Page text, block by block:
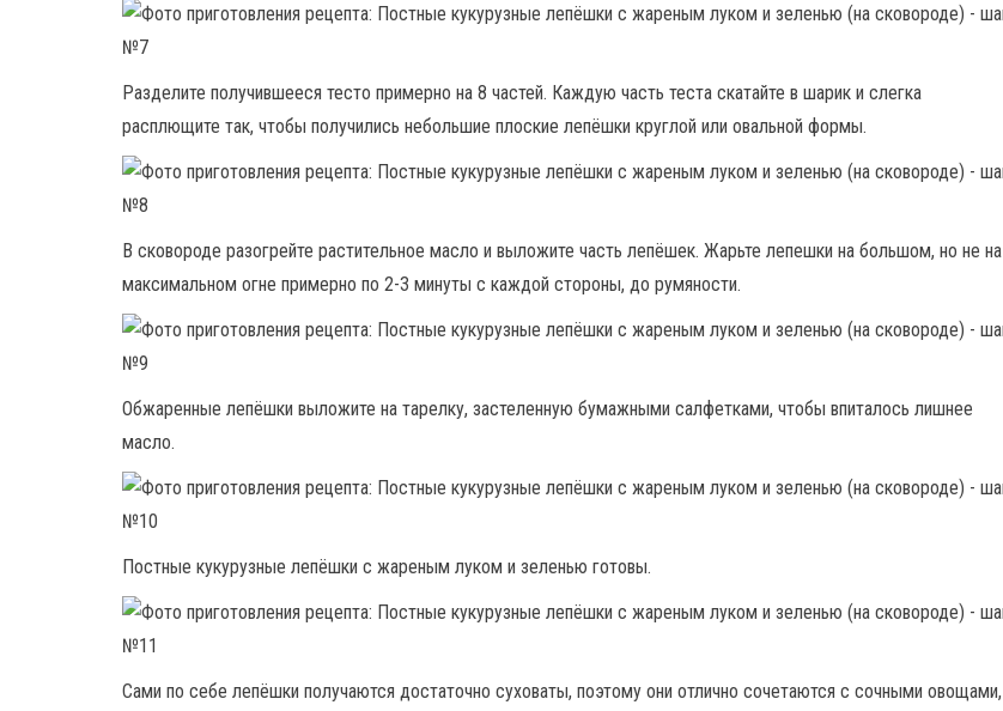
Разделите получившееся тесто примерно на 8 частей. Каждую часть теста скатайте в шарик и слегка
расплющите так, чтобы получились небольшие плоские лепёшки круглой или овальной формы.
В сковороде разогрейте растительное масло и выложите часть лепёшек. Жарьте лепешки на большом, но не на
максимальном огне примерно по 2-3 минуты с каждой стороны, до румяности.
Обжаренные лепёшки выложите на тарелку, застеленную бумажными салфетками, чтобы впиталось лишнее
масло.
Постные кукурузные лепёшки с жареным луком и зеленью готовы.
Сами по себе лепёшки получаются достаточно суховаты, поэтому они отлично сочетаются с сочными овощами,